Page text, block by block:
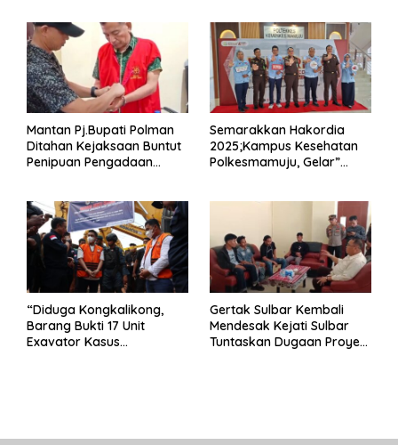
Mantan Pj.Bupati Polman
Ditahan Kejaksaan Buntut
Penipuan Pengadaan
Semarakkan Hakordia
2025;Kampus Kesehatan
Polkesmamuju, Gelar”
“Diduga Kongkalikong,
Barang Bukti 17 Unit
Exavator Kasus
Gertak Sulbar Kembali
Mendesak Kejati Sulbar
Tuntaskan Dugaan Proyek